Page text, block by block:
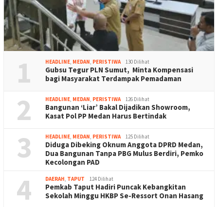
1 HEADLINE, MEDAN, PERISTIWA 130 Dilihat
Gubsu Tegur PLN Sumut, Minta Kompensasi
bagi Masyarakat Terdampak Pemadaman
2 HEADLINE, MEDAN, PERISTIWA 126 Dilihat
Bangunan ‘Liar’ Bakal Dijadikan Showroom,
Kasat Pol PP Medan Harus Bertindak
3 HEADLINE, MEDAN, PERISTIWA 125 Dilihat
Diduga Dibeking Oknum Anggota DPRD Medan,
Dua Bangunan Tanpa PBG Mulus Berdiri, Pemko
Kecolongan PAD
4 DAERAH, TAPUT 124 Dilihat
Pemkab Taput Hadiri Puncak Kebangkitan
Sekolah Minggu HKBP Se-Ressort Onan Hasang